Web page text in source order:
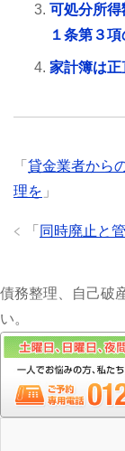
可処分所
１条第３
家計簿は正
「 貸金業者から
理を 」
「 同時廃止と
債務整理、自己破
い。